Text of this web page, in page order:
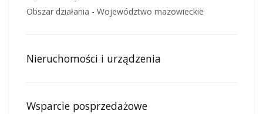
Obszar działania - Województwo mazowieckie
Nieruchomości i urządzenia
Wsparcie posprzedażowe